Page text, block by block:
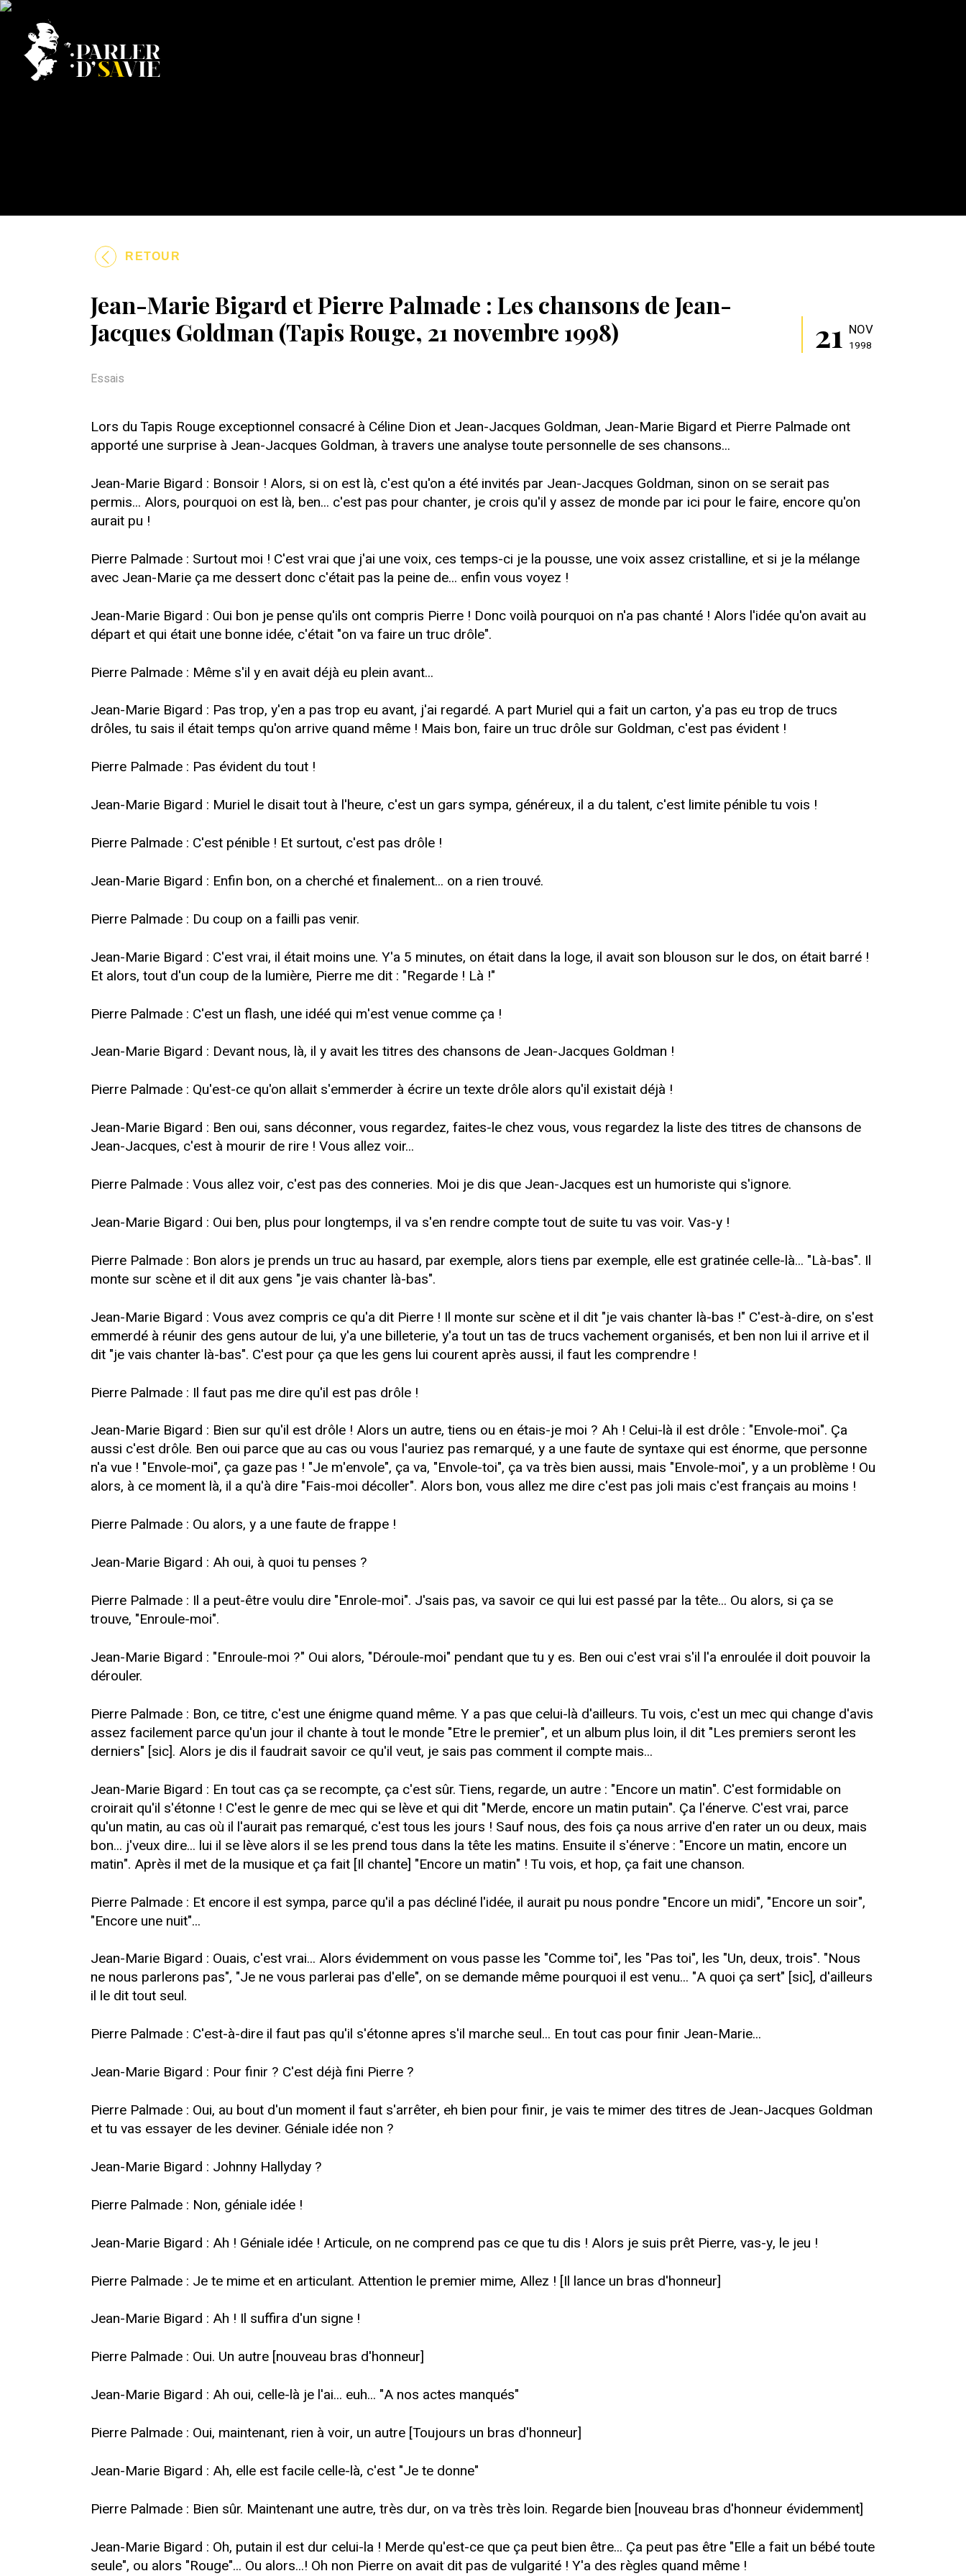
RETOUR
Jean-Marie Bigard et Pierre Palmade : Les chansons de Jean-
Jacques Goldman (Tapis Rouge, 21 novembre 1998)
21 NOV
1998
Essais
Lors du Tapis Rouge exceptionnel consacré à Céline Dion et Jean-Jacques Goldman, Jean-Marie Bigard et Pierre Palmade ont
apporté une surprise à Jean-Jacques Goldman, à travers une analyse toute personnelle de ses chansons...
Jean-Marie Bigard : Bonsoir ! Alors, si on est là, c'est qu'on a été invités par Jean-Jacques Goldman, sinon on se serait pas
permis... Alors, pourquoi on est là, ben... c'est pas pour chanter, je crois qu'il y assez de monde par ici pour le faire, encore qu'on
aurait pu !
Pierre Palmade : Surtout moi ! C'est vrai que j'ai une voix, ces temps-ci je la pousse, une voix assez cristalline, et si je la mélange
avec Jean-Marie ça me dessert donc c'était pas la peine de... enfin vous voyez !
Jean-Marie Bigard : Oui bon je pense qu'ils ont compris Pierre ! Donc voilà pourquoi on n'a pas chanté ! Alors l'idée qu'on avait au
départ et qui était une bonne idée, c'était "on va faire un truc drôle".
Pierre Palmade : Même s'il y en avait déjà eu plein avant...
Jean-Marie Bigard : Pas trop, y'en a pas trop eu avant, j'ai regardé. A part Muriel qui a fait un carton, y'a pas eu trop de trucs
drôles, tu sais il était temps qu'on arrive quand même ! Mais bon, faire un truc drôle sur Goldman, c'est pas évident !
Pierre Palmade : Pas évident du tout !
Jean-Marie Bigard : Muriel le disait tout à l'heure, c'est un gars sympa, généreux, il a du talent, c'est limite pénible tu vois !
Pierre Palmade : C'est pénible ! Et surtout, c'est pas drôle !
Jean-Marie Bigard : Enfin bon, on a cherché et finalement... on a rien trouvé.
Pierre Palmade : Du coup on a failli pas venir.
Jean-Marie Bigard : C'est vrai, il était moins une. Y'a 5 minutes, on était dans la loge, il avait son blouson sur le dos, on était barré !
Et alors, tout d'un coup de la lumière, Pierre me dit : "Regarde ! Là !"
Pierre Palmade : C'est un flash, une idéé qui m'est venue comme ça !
Jean-Marie Bigard : Devant nous, là, il y avait les titres des chansons de Jean-Jacques Goldman !
Pierre Palmade : Qu'est-ce qu'on allait s'emmerder à écrire un texte drôle alors qu'il existait déjà !
Jean-Marie Bigard : Ben oui, sans déconner, vous regardez, faites-le chez vous, vous regardez la liste des titres de chansons de
Jean-Jacques, c'est à mourir de rire ! Vous allez voir...
Pierre Palmade : Vous allez voir, c'est pas des conneries. Moi je dis que Jean-Jacques est un humoriste qui s'ignore.
Jean-Marie Bigard : Oui ben, plus pour longtemps, il va s'en rendre compte tout de suite tu vas voir. Vas-y !
Pierre Palmade : Bon alors je prends un truc au hasard, par exemple, alors tiens par exemple, elle est gratinée celle-là... "Là-bas". Il
monte sur scène et il dit aux gens "je vais chanter là-bas".
Jean-Marie Bigard : Vous avez compris ce qu'a dit Pierre ! Il monte sur scène et il dit "je vais chanter là-bas !" C'est-à-dire, on s'est
emmerdé à réunir des gens autour de lui, y'a une billeterie, y'a tout un tas de trucs vachement organisés, et ben non lui il arrive et il
dit "je vais chanter là-bas". C'est pour ça que les gens lui courent après aussi, il faut les comprendre !
Pierre Palmade : Il faut pas me dire qu'il est pas drôle !
Jean-Marie Bigard : Bien sur qu'il est drôle ! Alors un autre, tiens ou en étais-je moi ? Ah ! Celui-là il est drôle : "Envole-moi". Ça
aussi c'est drôle. Ben oui parce que au cas ou vous l'auriez pas remarqué, y a une faute de syntaxe qui est énorme, que personne
n'a vue ! "Envole-moi", ça gaze pas ! "Je m'envole", ça va, "Envole-toi", ça va très bien aussi, mais "Envole-moi", y a un problème ! Ou
alors, à ce moment là, il a qu'à dire "Fais-moi décoller". Alors bon, vous allez me dire c'est pas joli mais c'est français au moins !
Pierre Palmade : Ou alors, y a une faute de frappe !
Jean-Marie Bigard : Ah oui, à quoi tu penses ?
Pierre Palmade : Il a peut-être voulu dire "Enrole-moi". J'sais pas, va savoir ce qui lui est passé par la tête... Ou alors, si ça se
trouve, "Enroule-moi".
Jean-Marie Bigard : "Enroule-moi ?" Oui alors, "Déroule-moi" pendant que tu y es. Ben oui c'est vrai s'il l'a enroulée il doit pouvoir la
dérouler.
Pierre Palmade : Bon, ce titre, c'est une énigme quand même. Y a pas que celui-là d'ailleurs. Tu vois, c'est un mec qui change d'avis
assez facilement parce qu'un jour il chante à tout le monde "Etre le premier", et un album plus loin, il dit "Les premiers seront les
derniers" [sic]. Alors je dis il faudrait savoir ce qu'il veut, je sais pas comment il compte mais...
Jean-Marie Bigard : En tout cas ça se recompte, ça c'est sûr. Tiens, regarde, un autre : "Encore un matin". C'est formidable on
croirait qu'il s'étonne ! C'est le genre de mec qui se lève et qui dit "Merde, encore un matin putain". Ça l'énerve. C'est vrai, parce
qu'un matin, au cas où il l'aurait pas remarqué, c'est tous les jours ! Sauf nous, des fois ça nous arrive d'en rater un ou deux, mais
bon... j'veux dire... lui il se lève alors il se les prend tous dans la tête les matins. Ensuite il s'énerve : "Encore un matin, encore un
matin". Après il met de la musique et ça fait [Il chante] "Encore un matin" ! Tu vois, et hop, ça fait une chanson.
Pierre Palmade : Et encore il est sympa, parce qu'il a pas décliné l'idée, il aurait pu nous pondre "Encore un midi", "Encore un soir",
"Encore une nuit"...
Jean-Marie Bigard : Ouais, c'est vrai... Alors évidemment on vous passe les "Comme toi", les "Pas toi", les "Un, deux, trois". "Nous
ne nous parlerons pas", "Je ne vous parlerai pas d'elle", on se demande même pourquoi il est venu... "A quoi ça sert" [sic], d'ailleurs
il le dit tout seul.
Pierre Palmade : C'est-à-dire il faut pas qu'il s'étonne apres s'il marche seul... En tout cas pour finir Jean-Marie...
Jean-Marie Bigard : Pour finir ? C'est déjà fini Pierre ?
Pierre Palmade : Oui, au bout d'un moment il faut s'arrêter, eh bien pour finir, je vais te mimer des titres de Jean-Jacques Goldman
et tu vas essayer de les deviner. Géniale idée non ?
Jean-Marie Bigard : Johnny Hallyday ?
Pierre Palmade : Non, géniale idée !
Jean-Marie Bigard : Ah ! Géniale idée ! Articule, on ne comprend pas ce que tu dis ! Alors je suis prêt Pierre, vas-y, le jeu !
Pierre Palmade : Je te mime et en articulant. Attention le premier mime, Allez ! [Il lance un bras d'honneur]
Jean-Marie Bigard : Ah ! Il suffira d'un signe !
Pierre Palmade : Oui. Un autre [nouveau bras d'honneur]
Jean-Marie Bigard : Ah oui, celle-là je l'ai... euh... "A nos actes manqués"
Pierre Palmade : Oui, maintenant, rien à voir, un autre [Toujours un bras d'honneur]
Jean-Marie Bigard : Ah, elle est facile celle-là, c'est "Je te donne"
Pierre Palmade : Bien sûr. Maintenant une autre, très dur, on va très très loin. Regarde bien [nouveau bras d'honneur évidemment]
Jean-Marie Bigard : Oh, putain il est dur celui-la ! Merde qu'est-ce que ça peut bien être... Ça peut pas être "Elle a fait un bébé toute
seule", ou alors "Rouge"... Ou alors...! Oh non Pierre on avait dit pas de vulgarité ! Y'a des règles quand même !